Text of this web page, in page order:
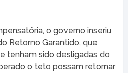
o governo inseriu
Retorno Garantido, que
tenham sido desligadas do
o teto possam retornar